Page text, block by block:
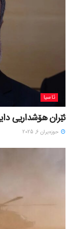
ئاسیا
ئێران هۆشداریی
حوزه‌یران 6, 2025